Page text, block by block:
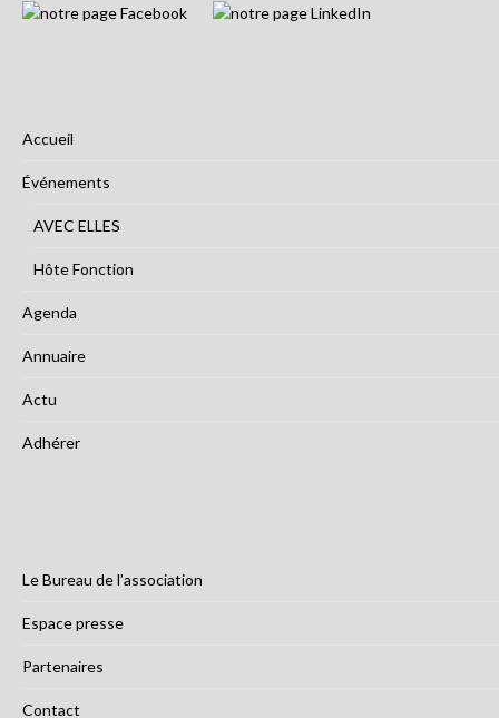
Accueil
Événements
AVEC ELLES
Hôte Fonction
Agenda
Annuaire
Actu
Adhérer
Le Bureau de l’association
Espace presse
Partenaires
Contact